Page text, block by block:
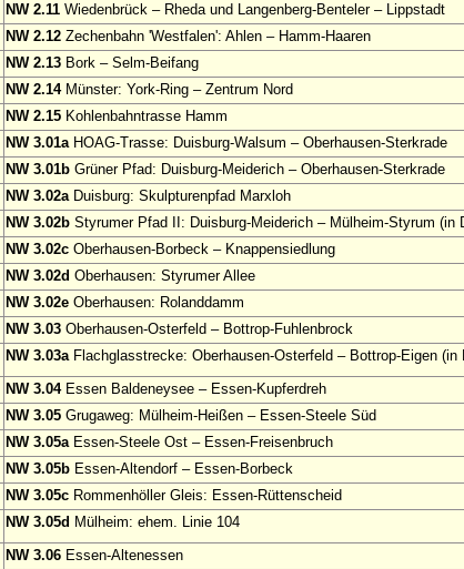
NW 2.11 Wiedenbrück – Rheda und Langenberg-Benteler – Lippstadt
NW 2.12 Zechenbahn 'Westfalen': Ahlen – Hamm-Haaren
NW 2.13 Bork – Selm-Beifang
NW 2.14Münster: York-Ring – Zentrum Nord
NW 2.15 Kohlenbahntrasse Hamm
NW 3.01aHOAG-Trasse: Duisburg-Walsum – Oberhausen-Sterkrade
NW 3.01b Grüner Pfad: Duisburg-Meiderich – Oberhausen-Sterkrade
NW 3.02aDuisburg: Skulpturenpfad Marxloh
NW 3.02b Styrumer Pfad II: Duisburg-Meiderich – Mülheim-Styrum (in
NW 3.02c Oberhausen-Borbeck – Knappensiedlung
NW 3.02d Oberhausen: Styrumer Allee
NW 3.02e Oberhausen: Rolanddamm
NW 3.03 Oberhausen-Osterfeld – Bottrop-Fuhlenbrock
NW 3.03aFlachglasstrecke: Oberhausen-Osterfeld – Bottrop-Eigen (in
NW 3.04Essen Baldeneysee – Essen-Kupferdreh
NW 3.05 Grugaweg: Mülheim-Heißen – Essen-Steele Süd
NW 3.05aEssen-Steele Ost – Essen-Freisenbruch
NW 3.05b Essen-Altendorf – Essen-Borbeck
NW 3.05c Rommenhöller Gleis: Essen-Rüttenscheid
NW 3.05d Mülheim: ehem. Linie 104
NW 3.06 Essen-Altenessen